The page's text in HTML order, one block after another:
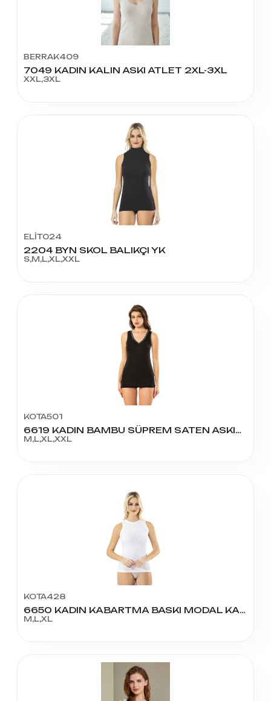
BERRAK409
7049 KADIN KALIN ASKI ATLET 2XL-3XL
XXL,3XL
ELİT024
2204 BYN SKOL BALIKÇI YK
S,M,L,XL,XXL
KOTA501
6619 KADIN BAMBU SÜPREM SATEN ASKILI ATLET
M,L,XL,XXL
KOTA428
6650 KADIN KABARTMA BASKI MODAL KAŞKORSE ATLET
M,L,XL